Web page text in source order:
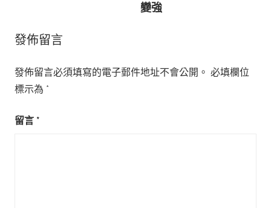
變強
發佈留言
發佈留言必須填寫的電子郵件地址不會公開。 必填欄位
標示為 *
留言 *